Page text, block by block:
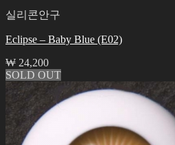
실리콘안구
Eclipse – Baby Blue (E02)
₩ 24,200
SOLD OUT